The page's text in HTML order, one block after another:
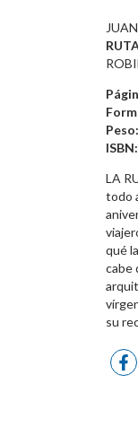
Peso:
ISBN:
LA
todo
qué
cabe
su